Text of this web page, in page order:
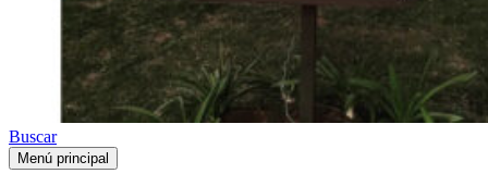
Buscar
Menú principal